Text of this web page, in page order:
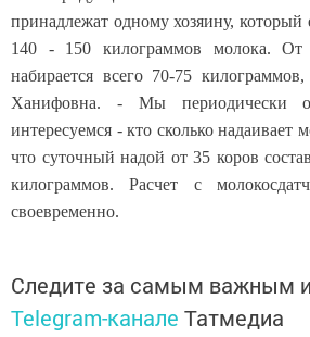
принадлежат одному хозяину, который
140 - 150 килограммов молока. От
набирается всего 70-75
Ханифовна. - Мы периодически
интересуемся - кто сколько надаивает
что суточный надой от 35 коров
килограммов. Расчет с
своевременно.
Следите за самым важным
Telegram-канале Татмедиа